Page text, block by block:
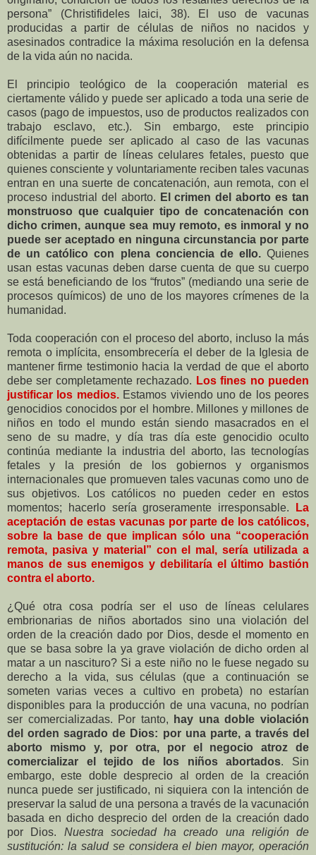
persona” (Christifideles laici, 38). El uso de vacunas
producidas a partir de células de niños no nacidos y
asesinados contradice la máxima resolución en la defensa
de la vida aún no nacida.
El principio teológico de la cooperación material es
ciertamente válido y puede ser aplicado a toda una serie de
casos (pago de impuestos, uso de productos realizados con
trabajo esclavo, etc.). Sin embargo, este principio
difícilmente puede ser aplicado al caso de las vacunas
obtenidas a partir de líneas celulares fetales, puesto que
quienes consciente y voluntariamente reciben tales vacunas
entran en una suerte de concatenación, aun remota, con el
proceso industrial del aborto. El crimen del aborto es tan
monstruoso que cualquier tipo de concatenación con
dicho crimen, aunque sea muy remoto, es inmoral y no
puede ser aceptado en ninguna circunstancia por parte
de un católico con plena conciencia de ello.Quienes
usan estas vacunas deben darse cuenta de que su cuerpo
se está beneficiando de los “frutos” (mediando una serie de
procesos químicos) de uno de los mayores crímenes de la
humanidad.
Toda cooperación con el proceso del aborto, incluso la más
remota o implícita, ensombrecería el deber de la Iglesia de
mantener firme testimonio hacia la verdad de que el aborto
debe ser completamente rechazado. Los fines no pueden
justificar los medios.Estamos viviendo uno de los peores
genocidios conocidos por el hombre. Millones y millones de
niños en todo el mundo están siendo masacrados en el
seno de su madre, y día tras día este genocidio oculto
continúa mediante la industria del aborto, las tecnologías
fetales y la presión de los gobiernos y organismos
internacionales que promueven tales vacunas como uno de
sus objetivos. Los católicos no pueden ceder en estos
momentos; hacerlo sería groseramente irresponsable.
La
aceptación de estas vacunas por parte de los católicos,
sobre la base de que implican sólo una “cooperación
remota, pasiva y material” con el mal, sería utilizada a
manos de sus enemigos y debilitaría el último bastión
contra el aborto.
¿Qué otra cosa podría ser el uso de líneas celulares
embrionarias de niños abortados sino una violación del
orden de la creación dado por Dios, desde el momento en
que se basa sobre la ya grave violación de dicho orden al
matar a un nascituro? Si a este niño no le fuese negado su
derecho a la vida, sus células (que a continuación se
someten varias veces a cultivo en probeta) no estarían
disponibles para la producción de una vacuna, no podrían
ser comercializadas. Por tanto,
hay una doble violación
del orden sagrado de Dios: por una parte, a través del
aborto mismo y, por otra, por el negocio atroz de
comercializar el tejido de los niños abortados. Sin
embargo, este doble desprecio al orden de la creación
nunca puede ser justificado, ni siquiera con la intención de
preservar la salud de una persona a través de la vacunación
basada en dicho desprecio del orden de la creación dado
por Dios. Nuestra sociedad ha creado una religión de
sustitución: la salud se considera el bien mayor, operación